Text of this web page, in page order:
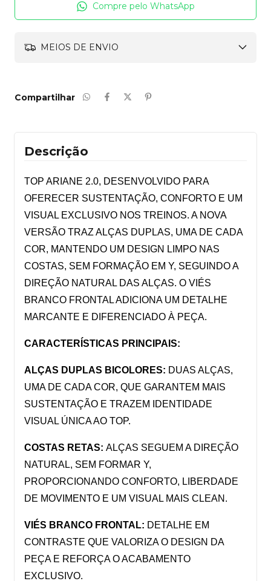
Compre pelo WhatsApp
MEIOS DE ENVIO
Compartilhar
Descrição
TOP ARIANE 2.0, DESENVOLVIDO PARA
OFERECER SUSTENTAÇÃO, CONFORTO E UM
VISUAL EXCLUSIVO NOS TREINOS. A NOVA
VERSÃO TRAZ ALÇAS DUPLAS, UMA DE CADA
COR, MANTENDO UM DESIGN LIMPO NAS
COSTAS, SEM FORMAÇÃO EM Y, SEGUINDO A
DIREÇÃO NATURAL DAS ALÇAS. O VIÉS
BRANCO FRONTAL ADICIONA UM DETALHE
MARCANTE E DIFERENCIADO À PEÇA.
CARACTERÍSTICAS PRINCIPAIS:
ALÇAS DUPLAS BICOLORES: DUAS ALÇAS,
UMA DE CADA COR, QUE GARANTEM MAIS
SUSTENTAÇÃO E TRAZEM IDENTIDADE
VISUAL ÚNICA AO TOP.
COSTAS RETAS: ALÇAS SEGUEM A DIREÇÃO
NATURAL, SEM FORMAR Y,
PROPORCIONANDO CONFORTO, LIBERDADE
DE MOVIMENTO E UM VISUAL MAIS CLEAN.
VIÉS BRANCO FRONTAL: DETALHE EM
CONTRASTE QUE VALORIZA O DESIGN DA
PEÇA E REFORÇA O ACABAMENTO
EXCLUSIVO.